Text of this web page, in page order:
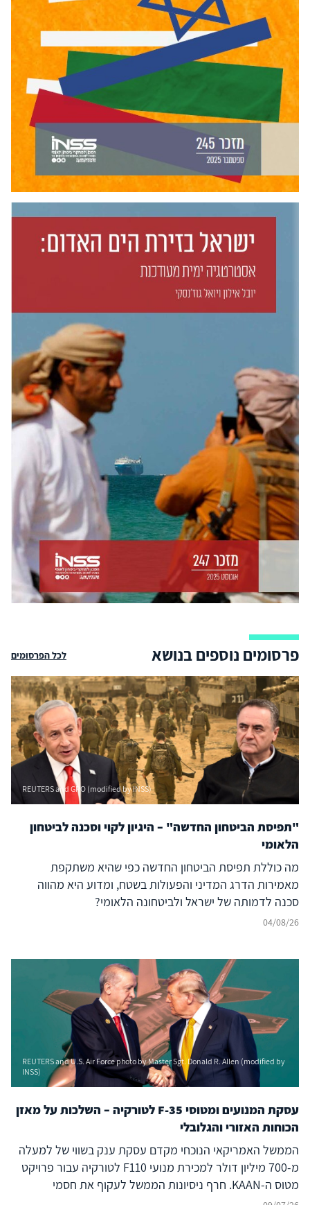
פרסומים נוספים בנושא לכל הפרסומים
REUTERS and GPO (modified by INSS)
"תפיסת הביטחון החדשה" – היגיון לקוי וסכנה לביטחון
הלאומי
מה כוללת תפיסת הביטחון החדשה כפי שהיא משתקפת
מאמירות הדרג המדיני והפעולות בשטח, ומדוע היא מהווה
סכנה לדמותה של ישראל ולביטחונה הלאומי?
04/08/26
REUTERS and U.S. Air Force photo by Master Sgt. Donald R. Allen (modified by
INSS)
עסקת המנועים ומטוסי F-35 לטורקיה – השלכות על מאזן
הכוחות האזורי והגלובלי
הממשל האמריקאי הנוכחי מקדם עסקת ענק בשווי של למעלה
מ-700 מיליון דולר למכירת מנועי F110 לטורקיה עבור פרויקט
מטוס ה-KAAN. חרף ניסיונות הממשל לעקוף את חסמי